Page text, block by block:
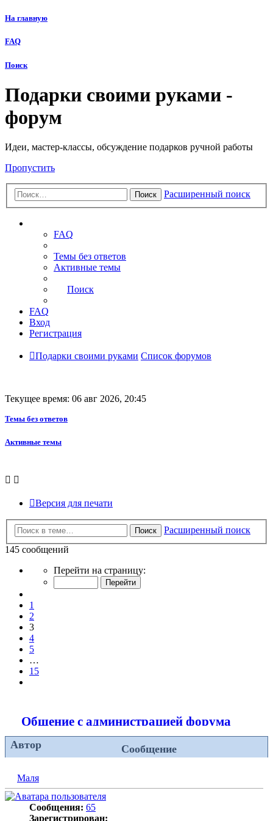
На главную
FAQ
Поиск
Подарки своими руками -
форум
Идеи, мастер-классы, обсуждение подарков ручной работы
Пропустить
Поиск Расширенный поиск
FAQ
Темы без ответов
Активные темы
Поиск
FAQ
Вход
Регистрация
Подарки своими руками Список форумов
Текущее время: 06 авг 2026, 20:45
Темы без ответов
Активные темы
Версия для печати
Поиск
Расширенный поиск
145 сообщений
Страница
15
Перейти на страницу:
1
2
3
4
5
…
15
Общение с администрацией форума
Автор Сообщение
Маля
Сообщения: 65
Зарегистрирован: